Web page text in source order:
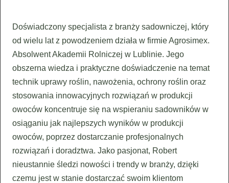
Doświadczony specjalista z branży sadowniczej, który
od wielu lat z powodzeniem działa w firmie Agrosimex.
Absolwent Akademii Rolniczej w Lublinie. Jego
obszerna wiedza i praktyczne doświadczenie na temat
technik uprawy roślin, nawożenia, ochrony roślin oraz
stosowania innowacyjnych rozwiązań w produkcji
owoców koncentruje się na wspieraniu sadowników w
osiąganiu jak najlepszych wyników w produkcji
owoców, poprzez dostarczanie profesjonalnych
rozwiązań i doradztwa. Jako pasjonat, Robert
nieustannie śledzi nowości i trendy w branży, dzięki
czemu jest w stanie dostarczać swoim klientom